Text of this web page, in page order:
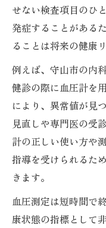
せない検査項目のひ
発症することがある
ることは将来の健康
例えば、守山市の内
健診の際に血圧計を
により、異常値が見
見直しや専門医の受
計の正しい使い方や
指導を受けられるた
きます。
血圧測定は短時間で
康状態の指標として